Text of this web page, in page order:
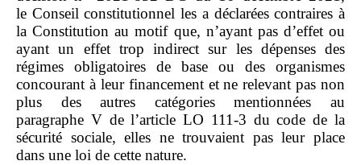
le Conseil constitutionnel les a déclarées contraires à
la Constitution au motif que, n’ayant pas d’effet ou
ayant un effet trop indirect sur les dépenses des
régimes obligatoires de base ou des organismes
concourant à leur financement et ne relevant pas non
plus des autres catégories mentionnées au
paragraphe V de l’article LO 111‑3 du code de la
sécurité sociale, elles ne trouvaient pas leur place
dans une loi de cette nature.